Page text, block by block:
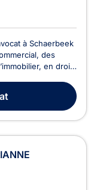
à Schaerbeek
des
en droit
pour les